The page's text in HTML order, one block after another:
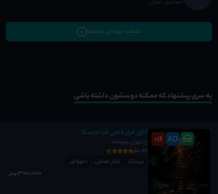
1 محصول فعال
مشاهده پروفایل مجموعه
یه سری پیشنهاد که ممکنه دوسشون داشته باشی
AD
16
+
اتاق فرار ذهن فرانچسکا
تهران،میرداماد
40 نظر
ترسناک
تئاتر تعاملی دلهره آور
300٬000تومان